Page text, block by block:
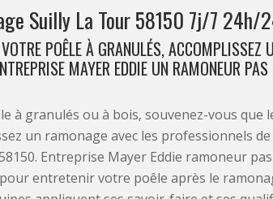
Suilly La Tour 58150 7j/7 24h/
POÊLE À GRANULÉS, ACCOMPLISSEZ
MAYER EDDIE UN RAMONEUR
à granulés ou à bois, souvenez-vous que
un ramonage avec les professionnels
Entreprise Mayer Eddie ramoneur
entretenir votre poêle après le